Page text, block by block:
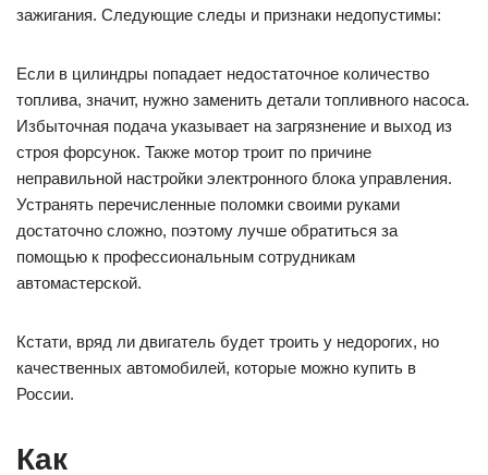
зажигания. Следующие следы и признаки недопустимы:
Если в цилиндры попадает недостаточное количество
топлива, значит, нужно заменить детали топливного насоса.
Избыточная подача указывает на загрязнение и выход из
строя форсунок. Также мотор троит по причине
неправильной настройки электронного блока управления.
Устранять перечисленные поломки своими руками
достаточно сложно, поэтому лучше обратиться за
помощью к профессиональным сотрудникам
автомастерской.
Кстати, вряд ли двигатель будет троить у недорогих, но
качественных автомобилей, которые можно купить в
России.
Как